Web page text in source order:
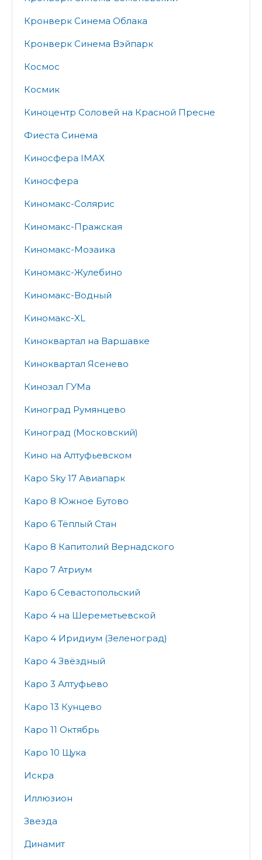
Кронверк Синема Облака
Кронверк Синема Вэйпарк
Космос
Космик
Киноцентр Соловей на Красной Пресне
Фиеста Синема
Киносфера IMAX
Киносфера
Киномакс-Солярис
Киномакс-Пражская
Киномакс-Мозаика
Киномакс-Жулебино
Киномакс-Водный
Киномакс-XL
Киноквартал на Варшавке
Киноквартал Ясенево
Кинозал ГУМа
Киноград Румянцево
Киноград (Московский)
Кино на Алтуфьевском
Каро Sky 17 Авиапарк
Каро 8 Южное Бутово
Каро 6 Тёплый Стан
Каро 8 Капитолий Вернадского
Каро 7 Атриум
Каро 6 Севастопольский
Каро 4 на Шереметьевской
Каро 4 Иридиум (Зеленоград)
Каро 4 Звёздный
Каро 3 Алтуфьево
Каро 13 Кунцево
Каро 11 Октябрь
Каро 10 Щука
Искра
Иллюзион
Звезда
Динамит